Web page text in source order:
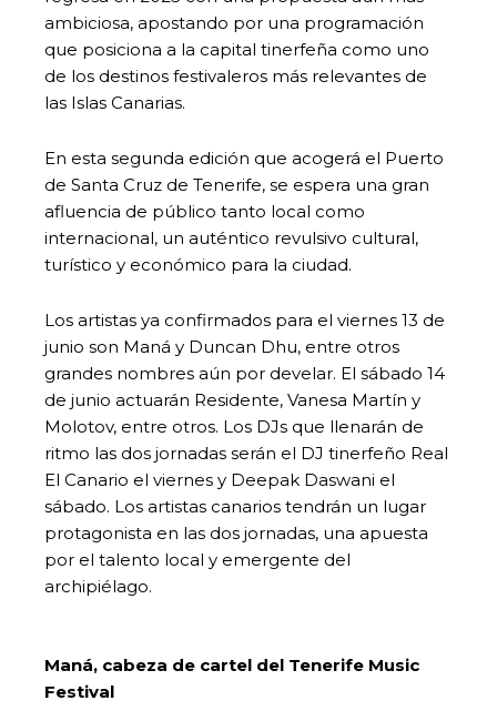
ambiciosa, apostando por una programación
que posiciona a la capital tinerfeña como uno
de los destinos festivaleros más relevantes de
las Islas Canarias.
En esta segunda edición que acogerá el Puerto
de Santa Cruz de Tenerife, se espera una gran
afluencia de público tanto local como
internacional, un auténtico revulsivo cultural,
turístico y económico para la ciudad.
Los artistas ya confirmados para el viernes 13 de
junio son Maná y Duncan Dhu, entre otros
grandes nombres aún por develar. El sábado 14
de junio actuarán Residente, Vanesa Martín y
Molotov, entre otros. Los DJs que llenarán de
ritmo las dos jornadas serán el DJ tinerfeño Real
El Canario el viernes y Deepak Daswani el
sábado. Los artistas canarios tendrán un lugar
protagonista en las dos jornadas, una apuesta
por el talento local y emergente del
archipiélago.
Maná, cabeza de cartel del Tenerife Music
Festival